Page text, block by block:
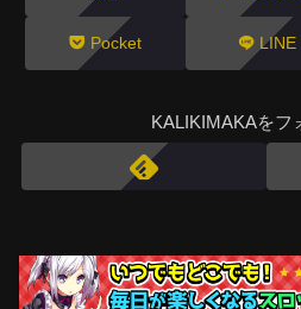
Pocket LINE
KALIKIMAKAをフ